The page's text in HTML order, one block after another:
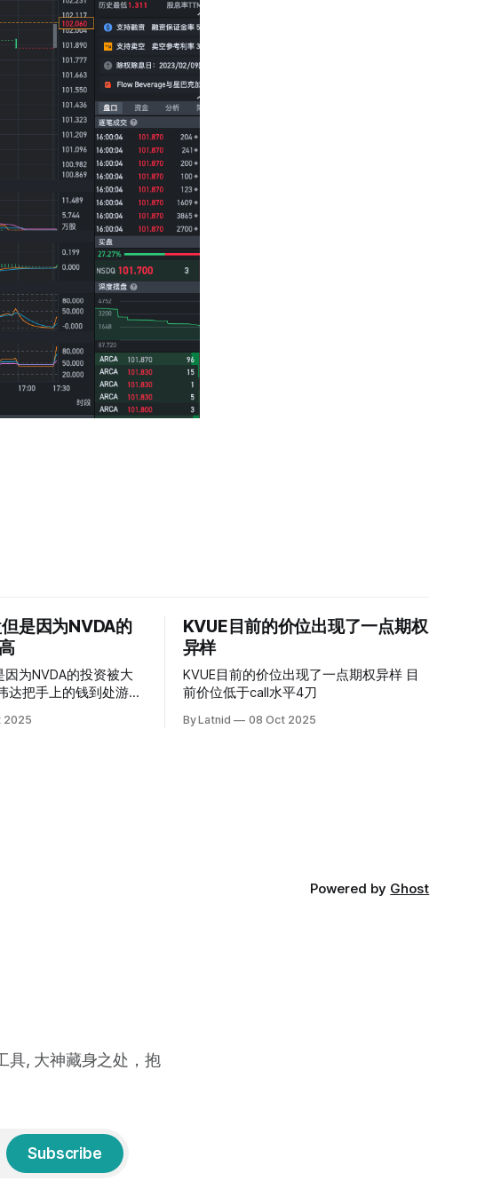
是因为NVDA的
因为NVDA的投资被大
2025
KVUE目前的价位出现了一点期权
异样
KVUE目前的价位出现了一点期权异样 目
前价位低于call水平4刀
By Latnid 08 Oct 2025
Powered by Ghost
具, 大神藏身之处，抱
Subscribe